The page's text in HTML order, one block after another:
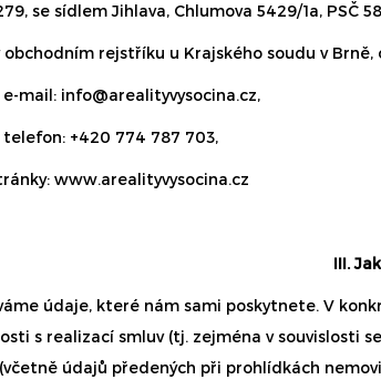
se sídlem Jihlava, Chlumova 5429/1a, PSČ
obchodním rejstříku u Krajského soudu v Brně,
mail: info@arealityvysocina.cz,
+420 774 787 703,
www.arealityvysocina.cz
III.
údaje, které nám sami poskytnete. V
s realizací smluv (tj. zejména v souvislosti
údajů předených při prohlídkách